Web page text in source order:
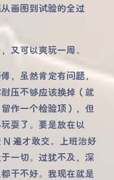
画图到试验的全过
又可以爽玩一周。
，虽然肯定有问题，
压不够应该换掉（就
作一个检验项），但
耍了。要是放在以
遍才敢交。上班治好
一切。过犹不及，深
干不好。我现在就是